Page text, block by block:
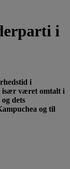
i
i
især været omtalt i
dets
og til